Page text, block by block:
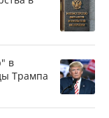
в
Трампа